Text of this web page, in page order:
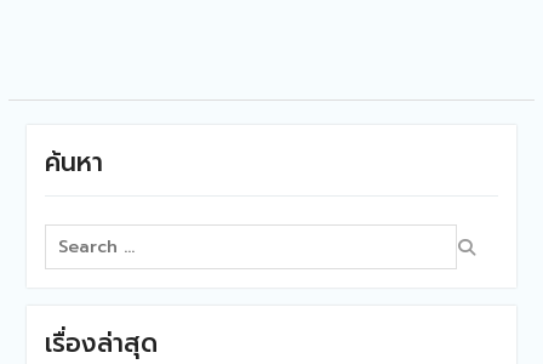
ค้นหา
Search
for:
เรื่องล่าสุด